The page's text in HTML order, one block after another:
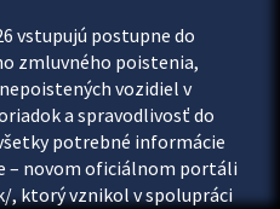
vstupujú postupne do
zmluvného poistenia,
vozidiel v
a spravodlivosť do
potrebné informácie
– novom oficiálnom portáli
ktorý vznikol v spolupráci